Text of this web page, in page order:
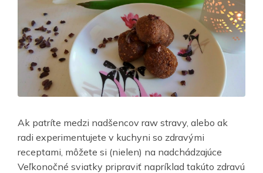
Ak patríte medzi nadšencov raw stravy, alebo ak
radi experimentujete v kuchyni so zdravými
receptami, môžete si (nielen) na nadchádzajúce
Veľkonočné sviatky pripraviť napríklad takúto zdravú